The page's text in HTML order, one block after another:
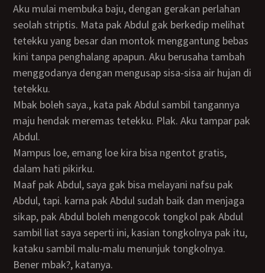
Aku mulai membuka baju, dengan gerakan perlahan
seolah striptis. Mata pak Abdul gak berkedip melihat
tetekku yang besar dan montok menggantung bebas
kini tanpa penghalang apapun. Aku berusaha tambah
menggodanya dengan mengusap sisa-sisa air hujan di
tetekku.
Mbak boleh saya., kata pak Abdul sambil tangannya
maju hendak meremas tetekku. Plak. Aku tampar pak
Abdul.
Mampus loe, emang loe kira bisa ngentot gratis,
dalam hati pikirku.
Maaf pak Abdul, saya gak bisa melayani nafsu pak
Abdul, tapi. karna pak Abdul sudah baik dan menjaga
sikap, pak Abdul boleh mengocok tongkol pak Abdul
sambil liat saya seperti ini, kasian tongkolnya pak itu,
kataku sambil malu-malu menunjuk tongkolnya.
Bener mbak?, katanya.